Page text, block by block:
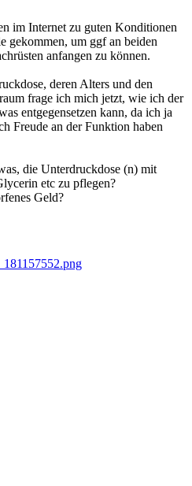
im Internet zu guten Konditionen
gekommen, um ggf an beiden
anfangen zu können.
deren Alters und den
frage ich mich jetzt, wie ich der
entgegensetzen kann, da ich ja
Freude an der Funktion haben
die Unterdruckdose (n) mit
etc zu pflegen?
Geld?